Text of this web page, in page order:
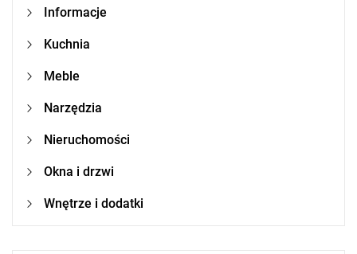
Informacje
Kuchnia
Meble
Narzędzia
Nieruchomości
Okna i drzwi
Wnętrze i dodatki